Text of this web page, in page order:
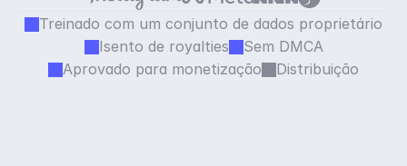
Treinado com um conjunto de dados proprietário
Isento de royalties
Sem DMCA
Aprovado para monetização
Distribuição